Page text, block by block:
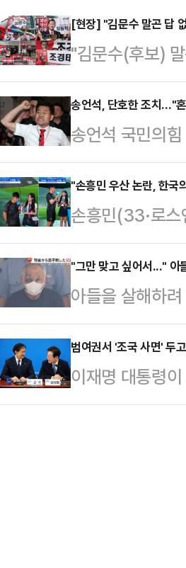
[현장] "김문수 말곤 답
"김문수(후보)
람 김문수 뿐입
교. 국민이 바라
대회 취재TF팀
열린 대구·경북
의 반응은 엇갈
는 당원과 차기
신을 위해 …
송언석, 단호한 조치…"
송언석 국민의
합동연설회에서
위기를 해친 전
를 분열과 갈등
장 출입금지 조
해 "혼란을 불러
개최되는 모든
시도당에서는
"손흥민 우산 논란, 한국
손흥민(33·로
을 계기로 '우산
등)에 주목했다
우산을 들어줘
진 이른바 '손흥
이번 논란은 지
선경기를 마친
터뷰 모습과…
"그만 맞고 싶어서..." 아
아들을 살해하
되자 해당 사건
면 일본 지바현
하려고 한 혐의(
주택에서 일어
범여권서 '조국 사면' 두
이재명 대통령
불어민주당을